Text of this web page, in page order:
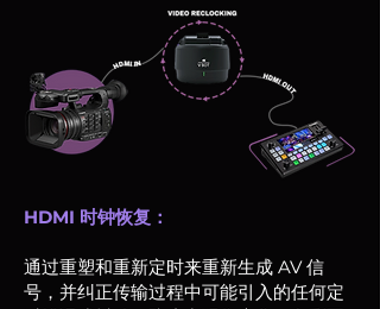
HDMI 时钟恢复：
通过重塑和重新定时来重新生成 AV 信
号，并纠正传输过程中可能引入的任何定